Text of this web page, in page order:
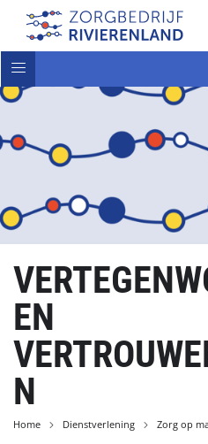
Toggle
navigatie
EN
N
Home Dienstverlening Zorg op